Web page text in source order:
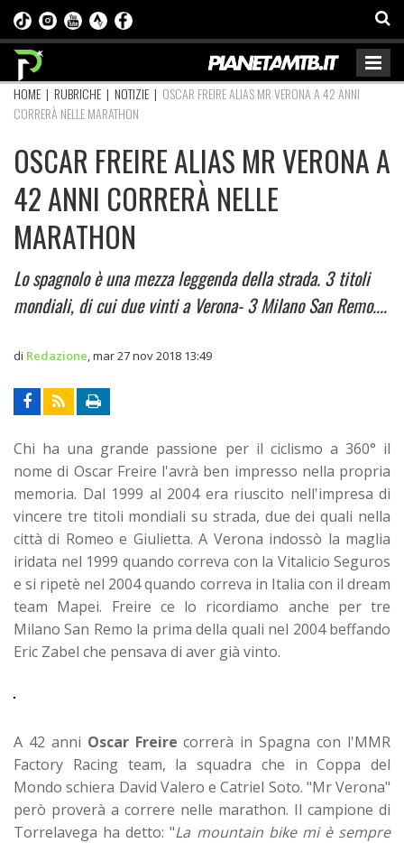
HOME | RUBRICHE | NOTIZIE | OSCAR FREIRE ALIAS MR VERONA A 42 ANNI
CORRERÀ NELLE MARATHON
OSCAR FREIRE ALIAS MR VERONA A
42 ANNI CORRERÀ NELLE
MARATHON
Lo spagnolo è una mezza leggenda della strada. 3 titoli
mondiali, di cui due vinti a Verona- 3 Milano San Remo....
di Redazione mar 27 nov 2018 13:49
Chi ha una grande passione per il ciclismo a 360° il
nome di Oscar Freire l'avrà ben impresso nella propria
memoria. Dal 1999 al 2004 era riuscito nell'impresa di
vincere tre titoli mondiali su strada, due dei quali nella
città di Romeo e Giulietta. A Verona indossò la maglia
iridata nel 1999 quando correva con la Vitalicio Seguros
e si ripetè nel 2004 quando correva in Italia con il dream
team Mapei. Freire ce lo ricordiamo anche per tre
Milano San Remo la prima della quali nel 2004 beffando
Eric Zabel che pensava di aver già vinto.
A 42 anni Oscar Freire correrà in Spagna con l'MMR
Factory Racing team, la squadra che in Coppa del
Mondo schiera David Valero e Catriel Soto. "Mr Verona"
però proverà a correre nelle marathon. Il campione di
Torrelavega ha detto: "La mountain bike mi è sempre